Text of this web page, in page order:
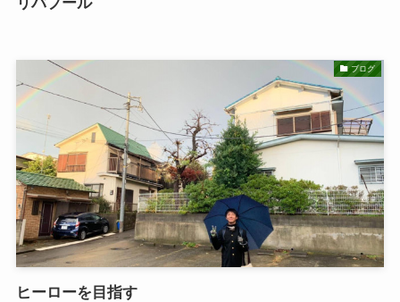
リバプール
ブログ
ヒーローを目指す